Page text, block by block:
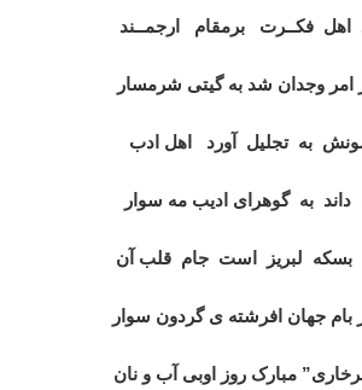
اهل فکــرت برمقام ارجمــند
امر وجدان شد به گیتی شرمسار
به تجلیل آورد اهل ادب
به گوهرای ادیب مه سوار
بسکه لبریز است جام قلب آن
بام جهان افرشته ی گردون سوار
مبارک روز اوبی آب و نان